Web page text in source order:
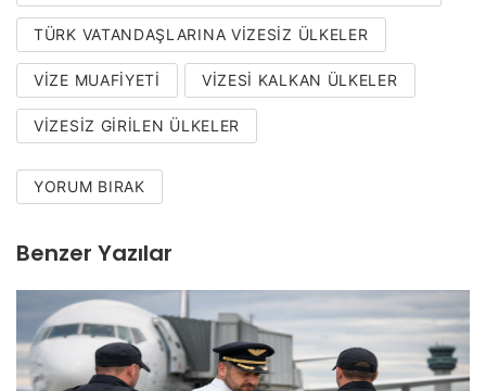
TÜRK VATANDAŞLARINA VIZESIZ ÜLKELER
VIZE MUAFIYETI VIZESI KALKAN ÜLKELER
VIZESIZ GIRILEN ÜLKELER
YORUM BIRAK
Benzer Yazılar